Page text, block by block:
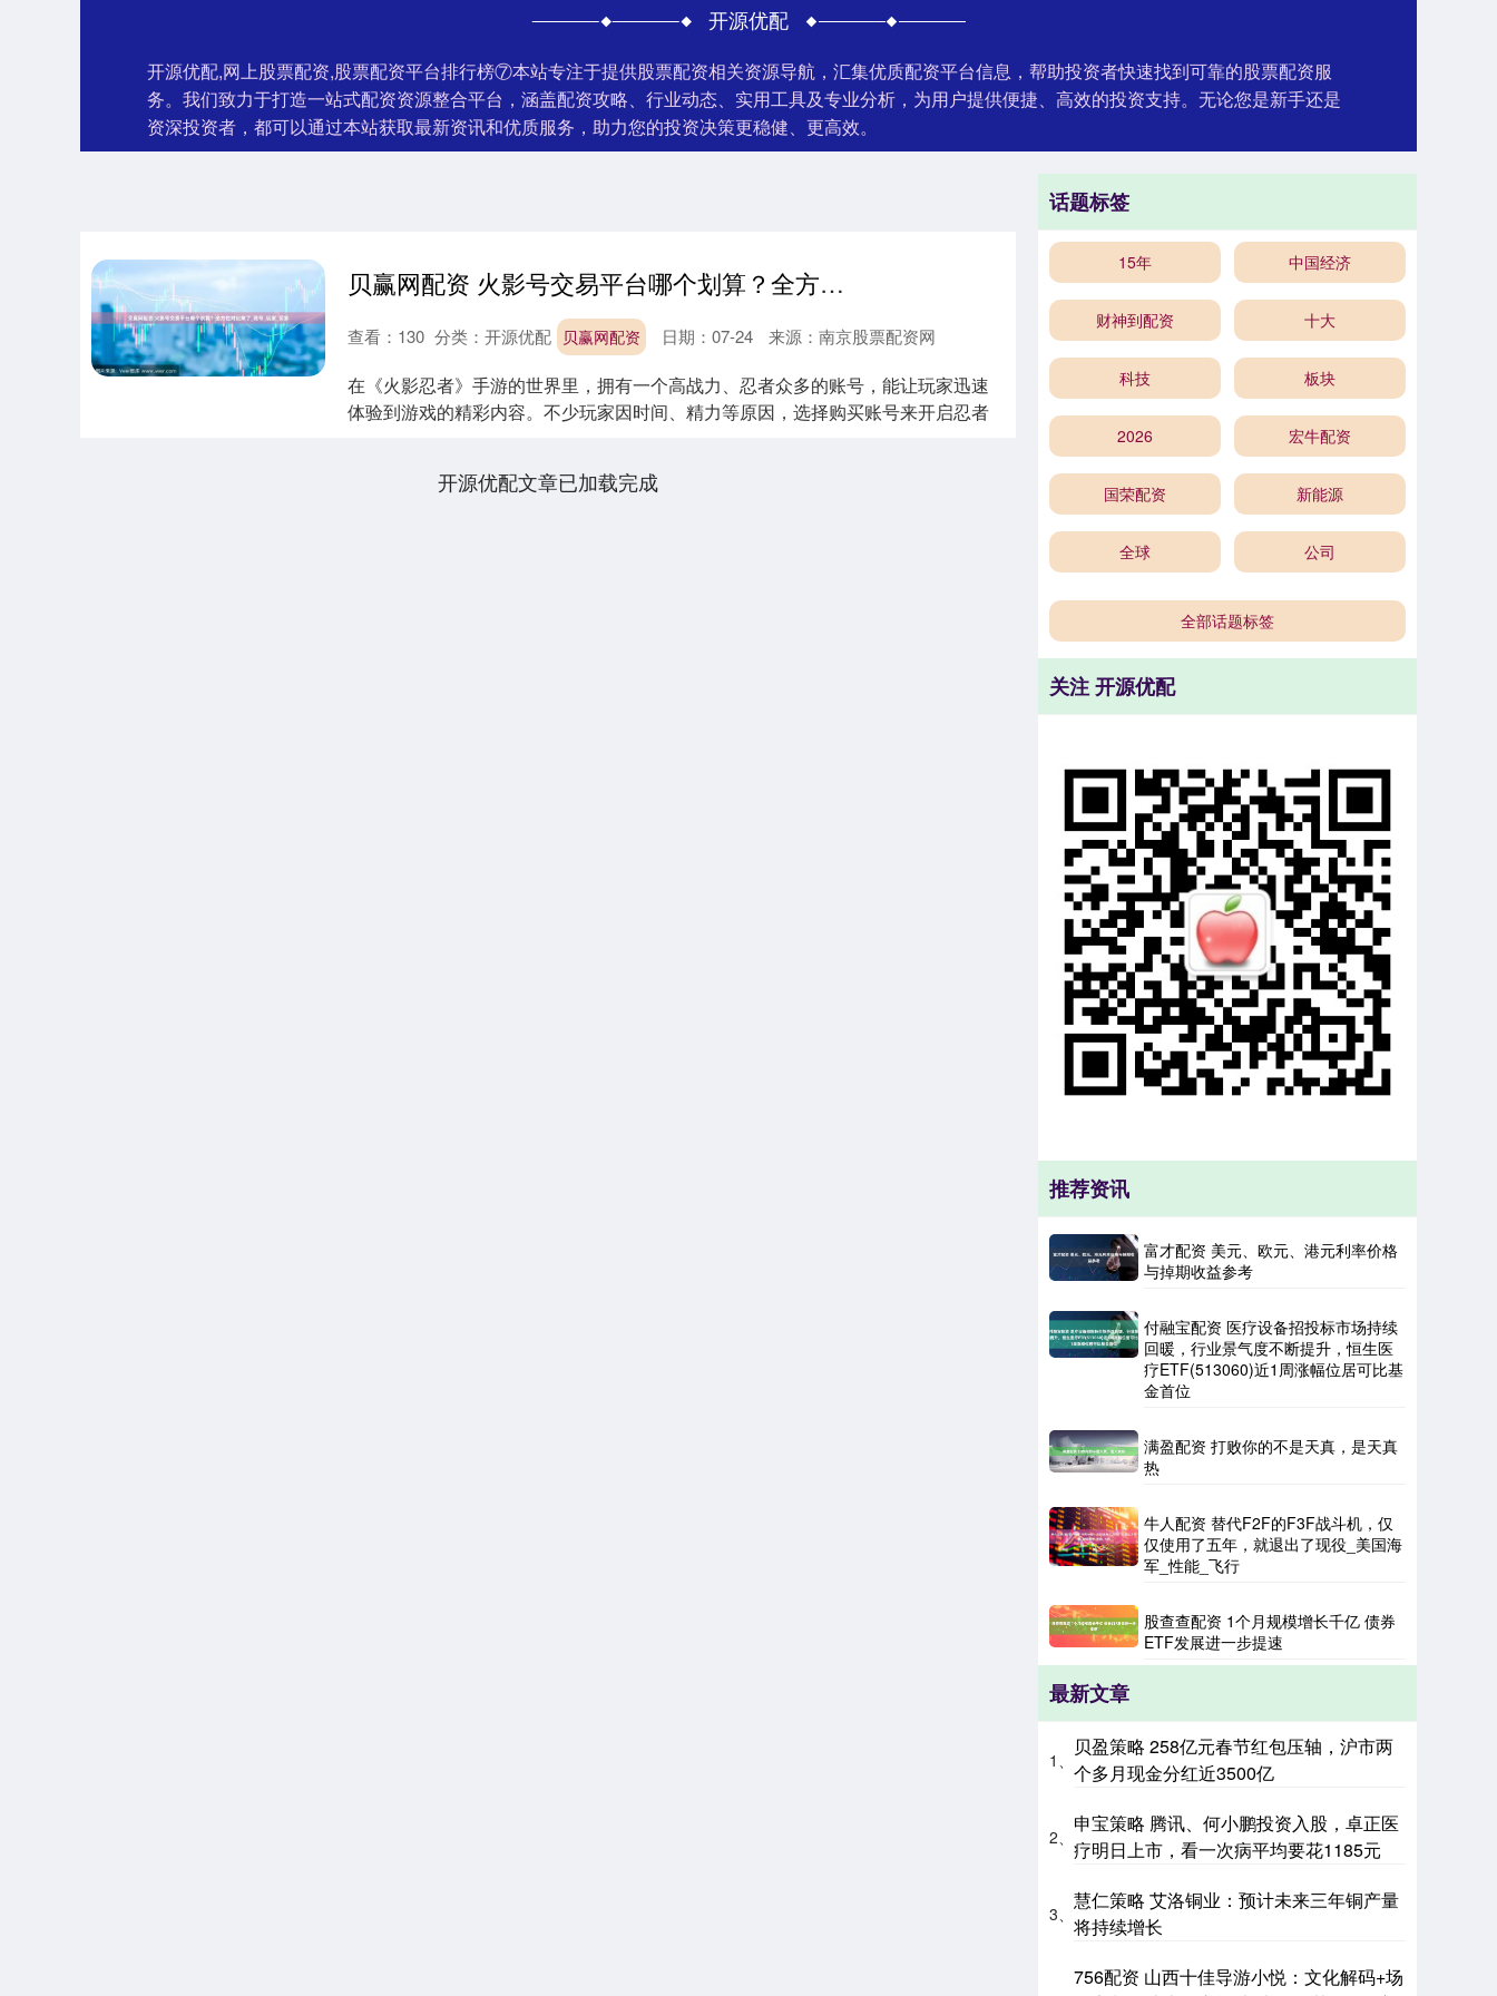
开源优配
开源优配,网上股票配资,股票配资平台排行榜⑦本站专注于提供股票配资相关资源导航，汇集优质配资平台信息，帮助投资者快速找到可靠的股票配资服
务。我们致力于打造一站式配资资源整合平台，涵盖配资攻略、行业动态、实用工具及专业分析，为用户提供便捷、高效的投资支持。无论您是新手还是
资深投资者，都可以通过本站获取最新资讯和优质服务，助力您的投资决策更稳健、更高效。
贝赢网配资 火影号交易平台哪个划算？全方位对比来了_账号_玩家_买家
贝赢网配资 日期：07-24 来源：南京股票配资网
查看： 130 分类： 开源优配
在《火影忍者》手游的世界里，拥有一个高战力、忍者众多的账号，能让玩家迅速
体验到游戏的精彩内容。不少玩家因时间、精力等原因，选择购买账号来开启忍者
开源优配文章已加载完成
话题标签
15年 中国经济
财神到配资 十大
科技 板块
2026 宏牛配资
国荣配资 新能源
全球 公司
全部话题标签
关注 开源优配
推荐资讯
富才配资 美元、欧元、港元利率价格
与掉期收益参考
付融宝配资 医疗设备招投标市场持续
回暖，行业景气度不断提升，恒生医
疗ETF(513060)近1周涨幅位居可比基
金首位
满盈配资 打败你的不是天真，是天真
热
牛人配资 替代F2F的F3F战斗机，仅
仅使用了五年，就退出了现役_美国海
军_性能_飞行
股查查配资 1个月规模增长千亿 债券
ETF发展进一步提速
最新文章
1、
贝盈策略 258亿元春节红包压轴，沪市两
个多月现金分红近3500亿
2、
申宝策略 腾讯、何小鹏投资入股，卓正医
疗明日上市，看一次病平均要花1185元
3、
慧仁策略 艾洛铜业：预计未来三年铜产量
将持续增长
756配资 山西十佳导游小悦：文化解码+场